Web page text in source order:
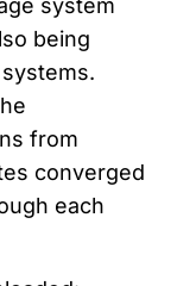
system
being
from
converged
each